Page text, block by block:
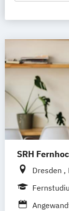
SRH
Dresden
Hamburg